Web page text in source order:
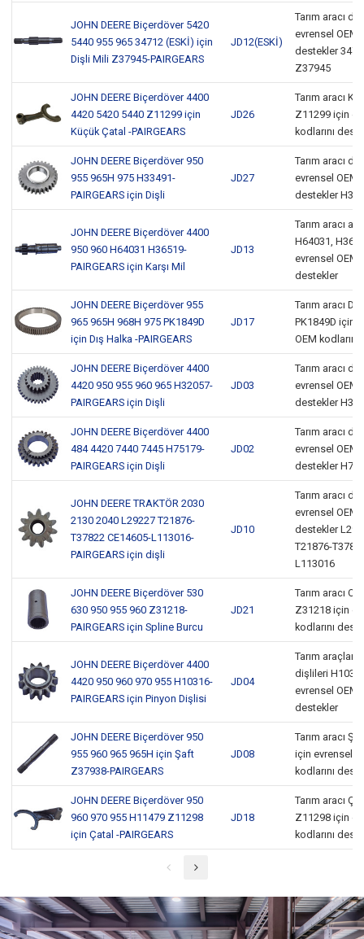
JOHN DEERE Biçerdöver 5420
5440 955 965 34712 (ESKİ) için
Dişli Mili Z37945-PAIRGEARS
JD12(ESKİ)
Tarım aracı
evrensel OEM
destekler
Z37945
JOHN DEERE Biçerdöver 4400
4420 5420 5440 Z11299 için
Küçük Çatal -PAIRGEARS
JD26
Tarım aracı
Z11299 için
kodlarını
JOHN DEERE Biçerdöver 950
955 965H 975 H33491-
PAIRGEARS için Dişli
JD27
Tarım aracı
evrensel OEM
destekler
JOHN DEERE Biçerdöver 4400
950 960 H64031 H36519-
PAIRGEARS için Karşı Mil
JD13
Tarım aracı
H64031,
evrensel OEM
destekler
JOHN DEERE Biçerdöver 955
965 965H 968H 975 PK1849D
için Dış Halka -PAIRGEARS
JD17
Tarım aracı
PK1849D için
OEM
JOHN DEERE Biçerdöver 4400
4420 950 955 960 965 H32057-
PAIRGEARS için Dişli
JD03
Tarım aracı
evrensel OEM
destekler
JOHN DEERE Biçerdöver 4400
484 4420 7440 7445 H75179-
PAIRGEARS için Dişli
JD02
Tarım aracı
evrensel OEM
destekler
JOHN DEERE TRAKTÖR 2030
2130 2040 L29227 T21876-
T37822 CE14605-L113016-
PAIRGEARS için dişli
JD10
Tarım aracı
evrensel OEM
destekler
T21876-
L113016
JOHN DEERE Biçerdöver 530
630 950 955 960 Z31218-
PAIRGEARS için Spline Burcu
JD21
Tarım aracı
Z31218 için
kodlarını
JOHN DEERE Biçerdöver 4400
4420 950 960 970 955 H10316-
PAIRGEARS için Pinyon Dişlisi
JD04
Tarım araçları
dişlileri
evrensel OEM
destekler
JOHN DEERE Biçerdöver 950
955 960 965 965H için Şaft
Z37938-PAIRGEARS
JD08
Tarım aracı
için evrensel
kodlarını
JOHN DEERE Biçerdöver 950
960 970 955 H11479 Z11298
için Çatal -PAIRGEARS
JD18
Tarım aracı
Z11298 için
kodlarını